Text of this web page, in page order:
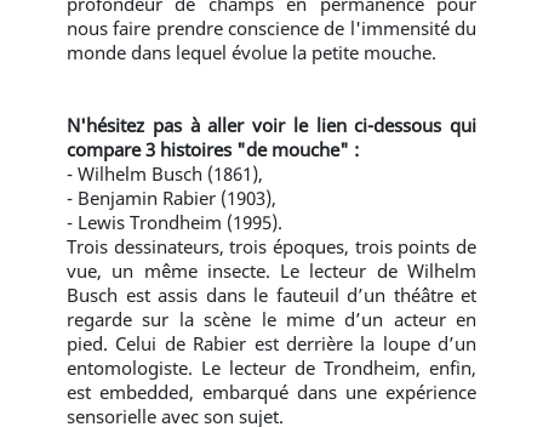
nous faire prendre conscience de l'immensité du
monde dans lequel évolue la petite mouche.
N'hésitez pas à aller voir le lien ci-dessous qui
compare 3 histoires "de mouche" :
- Wilhelm Busch (1861),
- Benjamin Rabier (1903),
- Lewis Trondheim (1995).
Trois dessinateurs, trois époques, trois points de
vue, un même insecte. Le lecteur de Wilhelm
Busch est assis dans le fauteuil d’un théâtre et
regarde sur la scène le mime d’un acteur en
pied. Celui de Rabier est derrière la loupe d’un
entomologiste. Le lecteur de Trondheim, enfin,
est embedded, embarqué dans une expérience
sensorielle avec son sujet.